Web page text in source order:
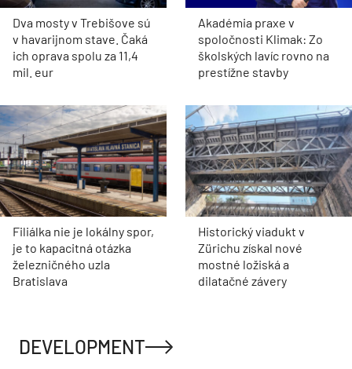
Dva mosty v Trebišove sú
v havarijnom stave. Čaká
ich oprava spolu za 11,4
mil. eur
Akadémia praxe v
spoločnosti Klimak: Zo
školských lavíc rovno na
prestížne stavby
Filiálka nie je lokálny spor,
je to kapacitná otázka
železničného uzla
Bratislava
Historický viadukt v
Zürichu získal nové
mostné ložiská a
dilatačné závery
DEVELOPMENT